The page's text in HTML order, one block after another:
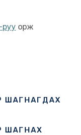
орж
ШАГНАГДАХ
ШАГНАХ